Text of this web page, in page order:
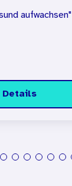
aufwachsen"
Details